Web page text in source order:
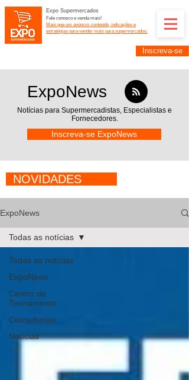
Expo Supermercados
Fale conosco e venda mais!
Mais que um anúncio: conteúdo, indicações e
estratégias para vender mais para supermercados.
Inscreva-se
ExpoNews
Notícias para Supermercadistas, Especialistas e
Fornecedores.
Inscreva-se ExpoNews
NOVIDADES
ExpoNews
Todas as notícias
ExpoNews
Centro de
Treinamento
Consultorias
Notícias
Todas as notícias